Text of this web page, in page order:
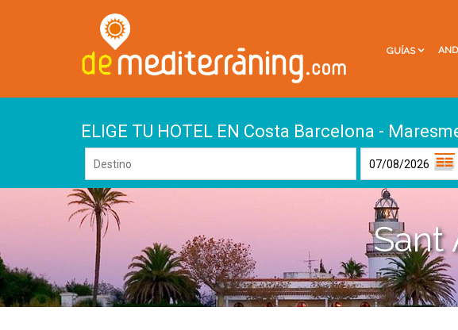
GUÍAS
ELIGE TU HOTEL EN Costa Barcelona -
Sant